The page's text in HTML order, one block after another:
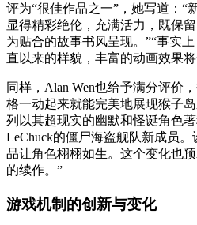
评为“很佳作品之一”，她写道：“
显得精彩绝伦，充满活力，既保
为贴合的故事书风呈现。”“事实
直以来的样貌，丰富的动画效果
同样，Alan Wen也给予满分评价
格一动起来就能完美地展现猴子
列以其超现实的幽默和怪诞角色
LeChuck的僵尸海盗舰队新成员。
品让角色栩栩如生。这个变化也
的续作。”
游戏机制的创新与变化